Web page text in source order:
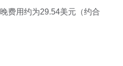
费用约为29.54美元（约合